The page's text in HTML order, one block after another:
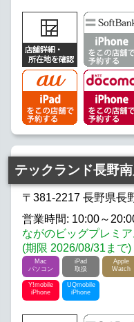
テックランド長野
〒381-2217 長野県長
営業時間: 10:00～
ながのビッグプレミ
(期限 2026/08/31まで)
Mac
パソコン
iPad
取扱
Apple
Watch
Y!mobile
iPhone
UQmobile
iPhone